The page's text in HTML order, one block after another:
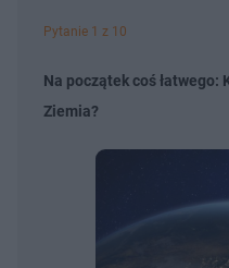
Pytanie 1 z 10
Na początek coś łatwego:
Ziemia?